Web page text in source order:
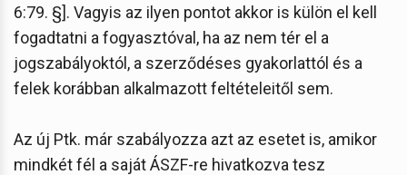
6:79. §]. Vagyis az ilyen pontot akkor is külön el kell
fogadtatni a fogyasztóval, ha az nem tér el a
jogszabályoktól, a szerződéses gyakorlattól és a
felek korábban alkalmazott feltételeitől sem.
Az új Ptk. már szabályozza azt az esetet is, amikor
mindkét fél a saját ÁSZF-re hivatkozva tesz